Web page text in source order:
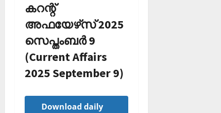
കറന്റ്
അഫയേഴ്‌സ് 2025
സെപ്തംബര്‍ 9
(Current Affairs
2025 September 9)
Download daily